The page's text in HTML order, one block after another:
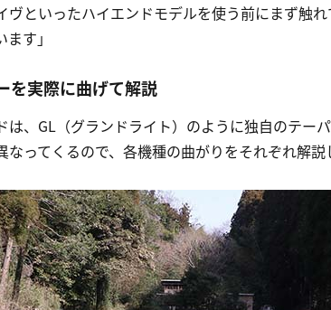
ヴといったハイエンドモデルを使う前にまず触
す」
を実際に曲げて解説
は、GL（グランドライト）のように独自のテー
なってくるので、各機種の曲がりをそれぞれ解説